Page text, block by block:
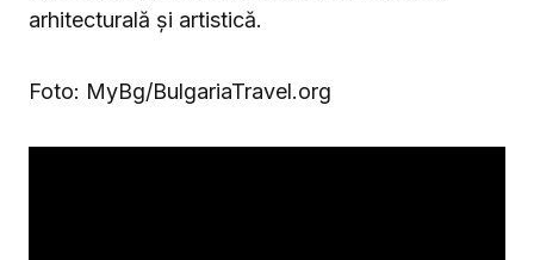
arhitecturală și artistică.
Foto: MyBg/BulgariaTravel.org